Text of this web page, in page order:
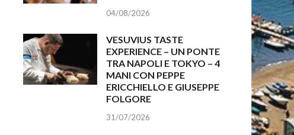
04/08/2026
VESUVIUS TASTE
EXPERIENCE – UN PONTE
TRA NAPOLI E TOKYO – 4
MANI CON PEPPE
ERICCHIELLO E GIUSEPPE
FOLGORE
31/07/2026